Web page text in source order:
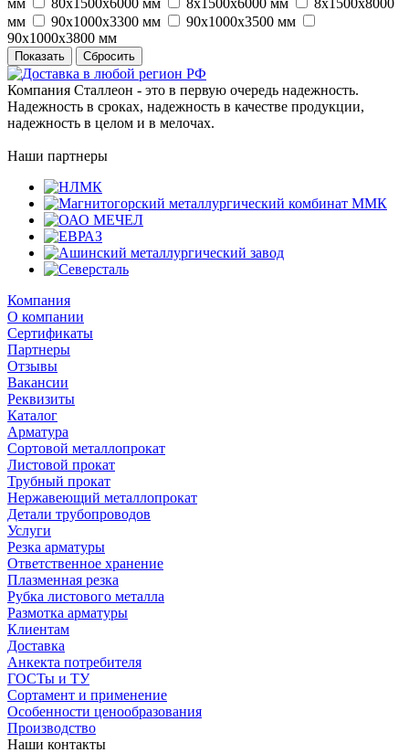
мм
90х1000х3300 мм
90х1000х3500 мм
90х1000х3800 мм
Сбросить
Компания Сталлеон - это в первую очередь надежность.
Надежность в сроках, надежность в качестве продукции,
надежность в целом и в мелочах.
Наши партнеры
Компания
О компании
Сертификаты
Партнеры
Отзывы
Вакансии
Реквизиты
Каталог
Арматура
Сортовой металлопрокат
Листовой прокат
Трубный прокат
Нержавеющий металлопрокат
Детали трубопроводов
Услуги
Резка арматуры
Ответственное хранение
Плазменная резка
Рубка листового металла
Размотка арматуры
Клиентам
Доставка
Анкекта потребителя
ГОСТы и ТУ
Сортамент и применение
Особенности ценообразования
Производство
Наши контакты